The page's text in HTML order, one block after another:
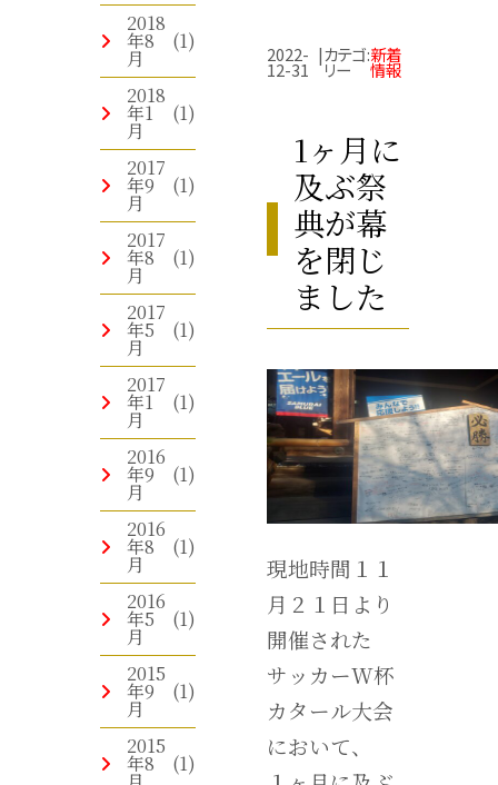
2018
年8
月
(1)
2018
年1
月
(1)
2017
年9
月
(1)
2017
年8
月
(1)
2017
年5
月
(1)
2017
年1
月
(1)
2016
年9
月
(1)
2016
年8
月
(1)
2016
年5
月
(1)
2015
年9
月
(1)
2015
年8 (1)
2022-
12-31
|カテゴ
リー
:新着
情報
1ヶ月に
及ぶ祭
典が幕
を閉じ
ました
現地時間１１
月２１日より
開催された
サッカーW杯
カタール大会
において、